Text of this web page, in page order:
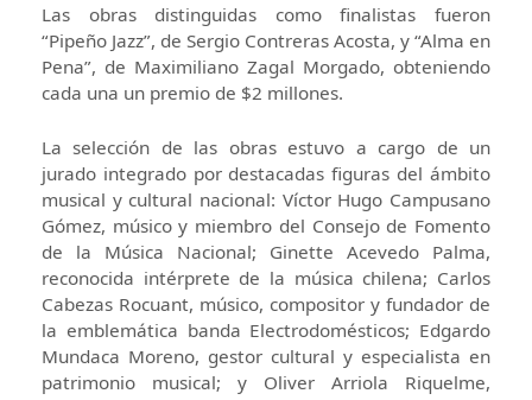
Las obras distinguidas como finalistas fueron
“Pipeño Jazz”, de Sergio Contreras Acosta, y “Alma en
Pena”, de Maximiliano Zagal Morgado, obteniendo
cada una un premio de $2 millones.
La selección de las obras estuvo a cargo de un
jurado integrado por destacadas figuras del ámbito
musical y cultural nacional: Víctor Hugo Campusano
Gómez, músico y miembro del Consejo de Fomento
de la Música Nacional; Ginette Acevedo Palma,
reconocida intérprete de la música chilena; Carlos
Cabezas Rocuant, músico, compositor y fundador de
la emblemática banda Electrodomésticos; Edgardo
Mundaca Moreno, gestor cultural y especialista en
patrimonio musical; y Oliver Arriola Riquelme,